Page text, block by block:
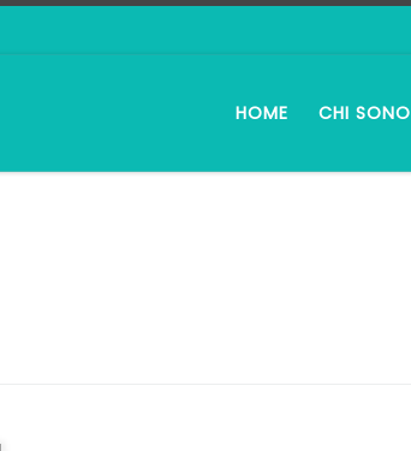
HOME CHI SONO